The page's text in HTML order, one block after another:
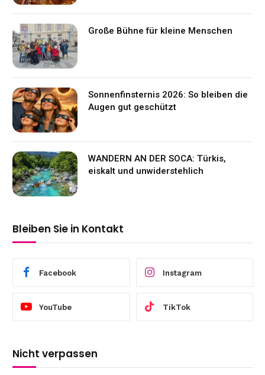
Große Bühne für kleine Menschen
Sonnenfinsternis 2026: So bleiben die
Augen gut geschützt
WANDERN AN DER SOCA: Türkis,
eiskalt und unwiderstehlich
Bleiben Sie in Kontakt
Facebook Instagram
YouTube TikTok
Nicht verpassen